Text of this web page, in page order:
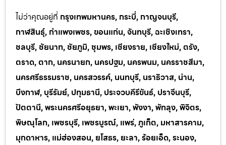
ไม่ว่าคุณอยู่ที่ กรุงเทพมหานคร, กระบี่, กาญจนบุรี,
กาฬสินธุ์, กำแพงเพชร, ขอนแก่น, จันทบุรี, ฉะเชิงเทรา,
ชลบุรี, ชัยนาท, ชัยภูมิ, ชุมพร, เชียงราย, เชียงใหม่, ตรัง,
ตราด, ตาก, นครนายก, นครปฐม, นครพนม, นครราชสีมา,
นครศรีธรรมราช, นครสวรรค์, นนทบุรี, นราธิวาส, น่าน,
บึงกาฬ, บุรีรัมย์, ปทุมธานี, ประจวบคีรีขันธ์, ปราจีนบุรี,
ปัตตานี, พระนครศรีอยุธยา, พะเยา, พังงา, พัทลุง, พิจิตร,
พิษณุโลก, เพชรบุรี, เพชรบูรณ์, แพร่, ภูเก็ต, มหาสารคาม,
มุกดาหาร, แม่ฮ่องสอน, ยโสธร, ยะลา, ร้อยเอ็ด, ระนอง,